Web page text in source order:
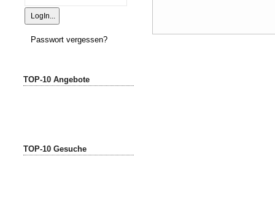
Passwort vergessen?
TOP-10 Angebote
TOP-10 Gesuche